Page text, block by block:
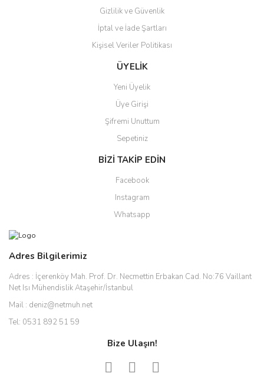
Gizlilik ve Güvenlik
İptal ve İade Şartları
Kişisel Veriler Politikası
ÜYELİK
Yeni Üyelik
Üye Girişi
Şifremi Unuttum
Sepetiniz
BİZİ TAKİP EDİN
Facebook
Instagram
Whatsapp
Adres Bilgilerimiz
Adres : İçerenköy Mah. Prof. Dr. Necmettin Erbakan Cad. No:76 Vaillant
Net Isı Mühendislik Ataşehir/İstanbul
Mail : deniz@netmuh.net
Tel: 0531 892 51 59
Bize Ulaşın!